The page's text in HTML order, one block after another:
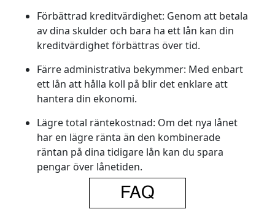
Förbättrad kreditvärdighet: Genom att betala
av dina skulder och bara ha ett lån kan din
kreditvärdighet förbättras över tid.
Färre administrativa bekymmer: Med enbart
ett lån att hålla koll på blir det enklare att
hantera din ekonomi.
Lägre total räntekostnad: Om det nya lånet
har en lägre ränta än den kombinerade
räntan på dina tidigare lån kan du spara
pengar över lånetiden.
FAQ